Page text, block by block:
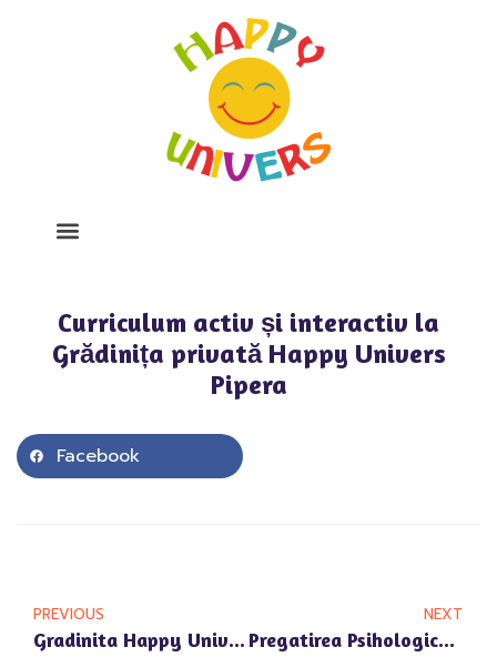
Curriculum activ și interactiv la
Grădinița privată Happy Univers
Pipera
Facebook
PREVIOUS
Gradinita Happy Univers Voluntari: Cum Se Formeaza Prieteniile Intre Copii
NEXT
Pregatirea Psihologica Oferita De Gradinita Happy Univers Voluntari Pentru Inceperea Scolii